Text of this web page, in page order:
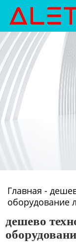
Главная
Продукция
Новости
О Hас
Контакты
Главная -
оборудование
дешево